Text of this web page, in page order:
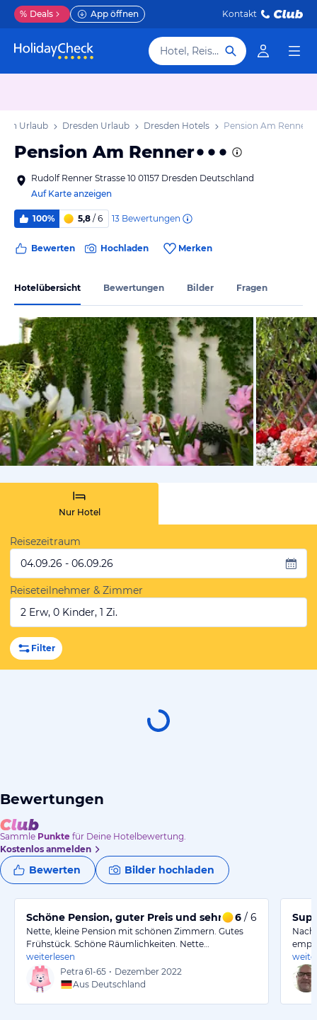
% Deals App öffnen Kontakt
Hotel, Reiseziel
Urlaub Dresden Urlaub Dresden Hotels Pension Am Renner
Pension Am Renner
Rudolf Renner Strasse 10 01157 Dresden Deutschland
Auf Karte anzeigen
100% 5,8 / 6 13 Bewertungen
Bewerten Hochladen Merken
Hotelübersicht Bewertungen Bilder Fragen
von
Nur Hotel
Reisezeitraum
04.09.26 - 06.09.26
Reiseteilnehmer & Zimmer
2 Erw, 0 Kinder, 1 Zi.
Filter
Bewertungen
Sammle Punkte für Deine Hotelbewertung.
Kostenlos anmelden
Bewerten Bilder hochladen
Schöne Pension, guter Preis und sehr gut gelegen.
6 / 6
Nette, kleine Pension mit schönen Zimmern. Gutes
Frühstück. Schöne Räumlichkeiten. Nette…
weiterlesen
Petra 61-65 • Dezember 2022
Aus Deutschland